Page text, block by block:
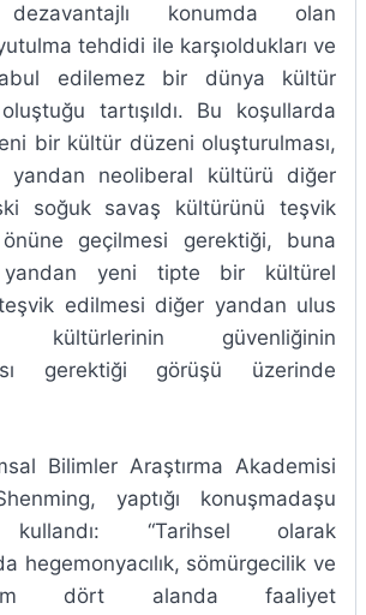
konumda olan
tehdidi ile karşıoldukları ve
edilemez bir dünya kültür
tartışıldı. Bu koşullarda
bir kültür düzeni oluşturulması,
yandan neoliberal kültürü diğer
soğuk savaş kültürünü teşvik
geçilmesi gerektiği, buna
yeni tipte bir kültürel
edilmesi diğer yandan ulus
kültürlerinin güvenliğinin
gerektiği görüşü üzerinde
Bilimler Araştırma Akademisi
yaptığı konuşmadaşu
“Tarihsel olarak
hegemonyacılık, sömürgecilik ve
dört alanda faaliyet